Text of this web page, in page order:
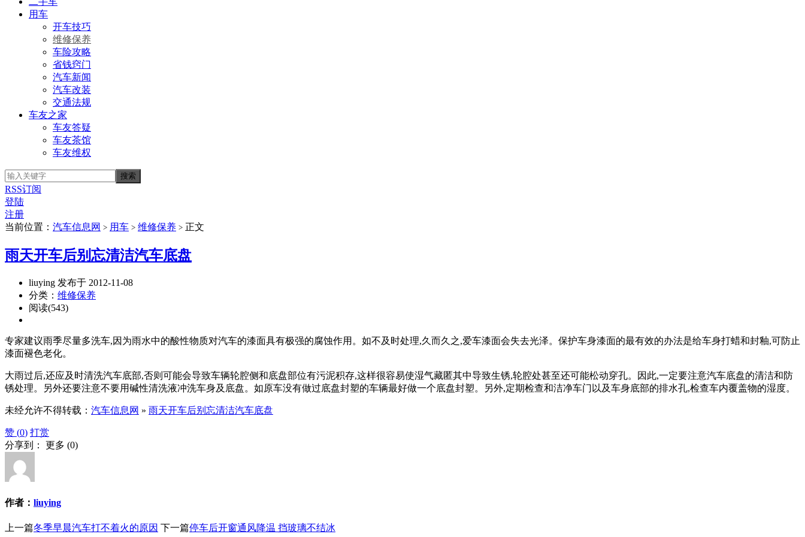
用车
开车技巧
维修保养
车险攻略
省钱窍门
汽车新闻
汽车改装
交通法规
车友之家
车友答疑
车友茶馆
车友维权
RSS订阅
登陆
注册
当前位置： 汽车信息网 > 用车 > 维修保养 > 正文
雨天开车后别忘清洁汽车底盘
liuying 发布于 2012-11-08
分类： 维修保养
阅读(543)
专家建议雨季尽量多洗车,因为雨水中的酸性物质对汽车的漆面具有极强的腐蚀作用。如不及时处理,久而久之,爱车漆面会失去光泽。保护车身漆面的最有效的办法是给车身打蜡和封釉,可防止
漆面褪色老化。
大雨过后,还应及时清洗汽车底部,否则可能会导致车辆轮腔侧和底盘部位有污泥积存,这样很容易使湿气藏匿其中导致生锈,轮腔处甚至还可能松动穿孔。因此,一定要注意汽车底盘的清洁和防
锈处理。另外还要注意不要用碱性清洗液冲洗车身及底盘。如原车没有做过底盘封塑的车辆最好做一个底盘封塑。另外,定期检查和洁净车门以及车身底部的排水孔,检查车内覆盖物的湿度。
未经允许不得转载： 汽车信息网 » 雨天开车后别忘清洁汽车底盘
赞 (0) 打赏
分享到： 更多 (0)
作者： liuying
上一篇冬季早晨汽车打不着火的原因 下一篇停车后开窗通风降温 挡玻璃不结冰